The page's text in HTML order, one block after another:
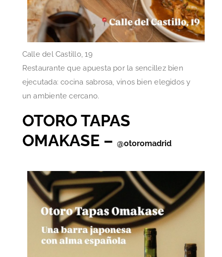
Calle del Castillo, 19
Restaurante que apuesta por la sencillez bien
ejecutada: cocina sabrosa, vinos bien elegidos y
un ambiente cercano.
OTORO TAPAS
OMAKASE – @otoromadrid